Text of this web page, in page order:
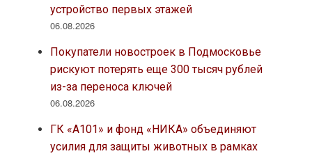
устройство первых этажей
06.08.2026
Покупатели новостроек в Подмосковье
рискуют потерять еще 300 тысяч рублей
из-за переноса ключей
06.08.2026
ГК «А101» и фонд «НИКА» объединяют
усилия для защиты животных в рамках